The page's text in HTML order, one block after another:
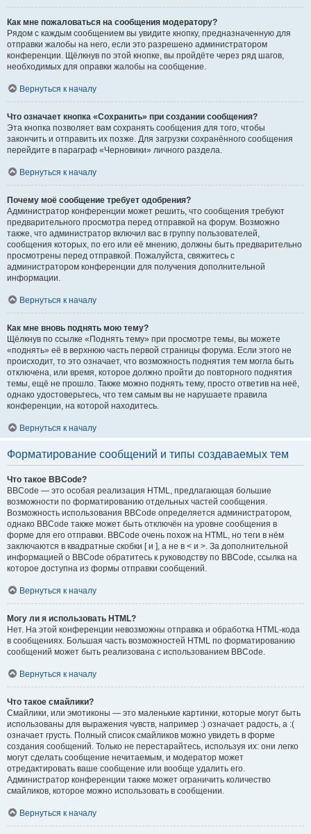
Как мне пожаловаться на сообщения модератору?
Рядом с каждым сообщением вы увидите кнопку, предназначенную для
отправки жалобы на него, если это разрешено администратором
конференции. Щёлкнув по этой кнопке, вы пройдёте через ряд шагов,
необходимых для оправки жалобы на сообщение.
Вернуться к началу
Что означает кнопка «Сохранить» при создании сообщения?
Эта кнопка позволяет вам сохранять сообщения для того, чтобы
закончить и отправить их позже. Для загрузки сохранённого сообщения
перейдите в параграф «Черновики» личного раздела.
Вернуться к началу
Почему моё сообщение требует одобрения?
Администратор конференции может решить, что сообщения требуют
предварительного просмотра перед отправкой на форум. Возможно
также, что администратор включил вас в группу пользователей,
сообщения которых, по его или её мнению, должны быть предварительно
просмотрены перед отправкой. Пожалуйста, свяжитесь с
администратором конференции для получения дополнительной
информации.
Вернуться к началу
Как мне вновь поднять мою тему?
Щёлкнув по ссылке «Поднять тему» при просмотре темы, вы можете
«поднять» её в верхнюю часть первой страницы форума. Если этого не
происходит, то это означает, что возможность поднятия тем могла быть
отключена, или время, которое должно пройти до повторного поднятия
темы, ещё не прошло. Также можно поднять тему, просто ответив на неё,
однако удостоверьтесь, что тем самым вы не нарушаете правила
конференции, на которой находитесь.
Вернуться к началу
Форматирование сообщений и типы создаваемых тем
Что такое BBCode?
BBCode — это особая реализация HTML, предлагающая большие
возможности по форматированию отдельных частей сообщения.
Возможность использования BBCode определяется администратором,
однако BBCode также может быть отключён на уровне сообщения в
форме для его отправки. BBCode очень похож на HTML, но теги в нём
заключаются в квадратные скобки [ и ], а не в < и >. За дополнительной
информацией о BBCode обратитесь к руководству по BBCode, ссылка на
которое доступна из формы отправки сообщений.
Вернуться к началу
Могу ли я использовать HTML?
Нет. На этой конференции невозможны отправка и обработка HTML-кода
в сообщениях. Большая часть возможностей HTML по форматированию
сообщений может быть реализована с использованием BBCode.
Вернуться к началу
Что такое смайлики?
Смайлики, или эмотиконы — это маленькие картинки, которые могут быть
использованы для выражения чувств, например :) означает радость, а :(
означает грусть. Полный список смайликов можно увидеть в форме
создания сообщений. Только не перестарайтесь, используя их: они легко
могут сделать сообщение нечитаемым, и модератор может
отредактировать ваше сообщение или вообще удалить его.
Администратор конференции также может ограничить количество
смайликов, которое можно использовать в сообщении.
Вернуться к началу